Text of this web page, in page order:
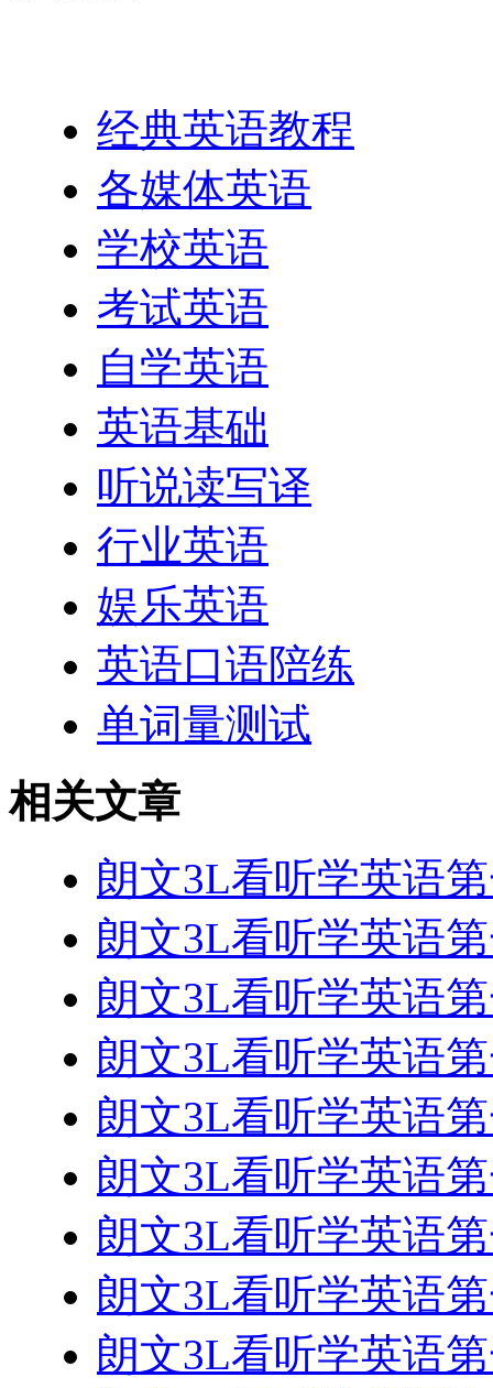
经典英语教程
各媒体英语
学校英语
考试英语
自学英语
英语基础
听说读写译
行业英语
娱乐英语
英语口语陪练
单词量测试
相关文章
朗文3L看听学英语第
朗文3L看听学英语第
朗文3L看听学英语第
朗文3L看听学英语第
朗文3L看听学英语第
朗文3L看听学英语第
朗文3L看听学英语第
朗文3L看听学英语第
朗文3L看听学英语第